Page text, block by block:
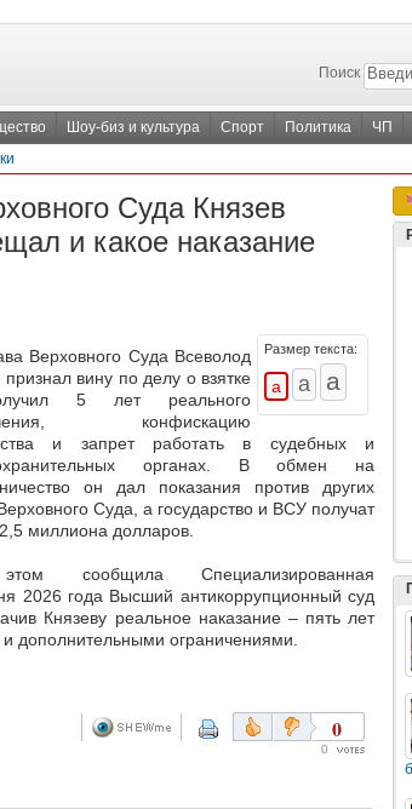
Поиск
Шоу-биз и культура Спорт Политика ЧП
Суда Князев
и какое наказание
Размер текста:
Верховного Суда Всеволод
признал вину по делу о взятке
5 лет реального
конфискацию
и запрет работать в судебных и
органах. В обмен на
он дал показания против других
Суда, а государство и ВСУ получат
миллиона долларов.
сообщила Специализированная
2026 года Высший антикоррупционный суд
Князеву реальное наказание – пять лет
дополнительными ограничениями.
0
0